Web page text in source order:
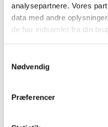
analysepartnere. Vores
data med andre
de har indsamlet fra din
Nødvendig
Præferencer
fysiologisk i stand til at
inden du går i seng er
at skærme sig for
Vores hjerne, krop og
indrettet at den, - hvis
sørge for, at du får den